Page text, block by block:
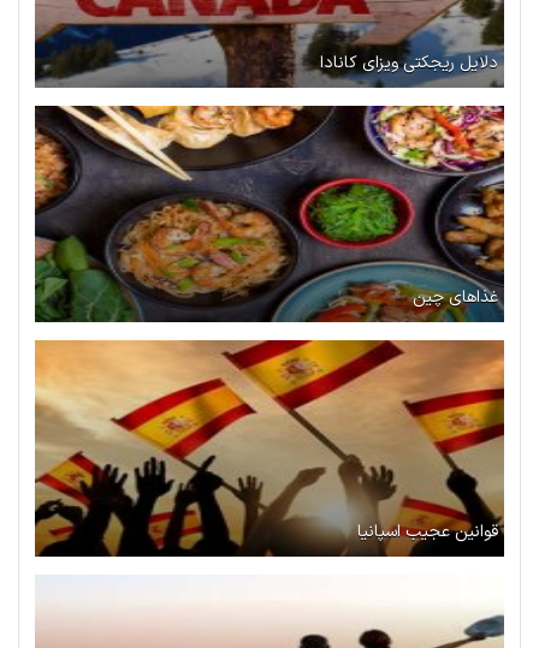
دلایل ریجکتی ویزای کانادا
غذاهای چین
قوانین عجیب اسپانیا